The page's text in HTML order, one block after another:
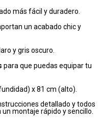
más fácil y duradero.
un acabado chic y
y gris oscuro.
para que puedas equipar tu
x 81 cm (alto).
detallado y todos
montaje rápido y sencillo.